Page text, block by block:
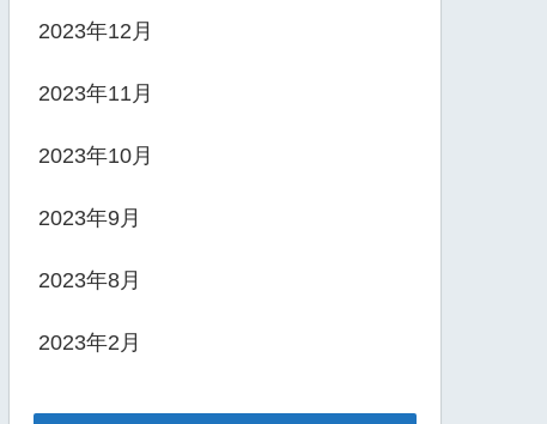
2023年12月
2023年11月
2023年10月
2023年9月
2023年8月
2023年2月